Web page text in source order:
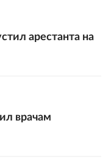
арестанта на
врачам